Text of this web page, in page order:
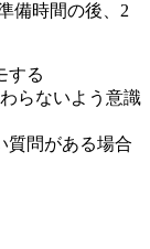
備時間の後、2
する
らないよう意識
質問がある場合